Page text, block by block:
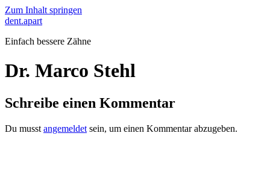
Zum Inhalt springen
dent.apart
Einfach bessere Zähne
Dr. Marco Stehl
Schreibe einen Kommentar
Du musst angemeldet sein, um einen Kommentar abzugeben.